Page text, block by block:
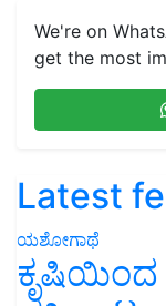
We're on
get the most
Latest
ಯಶೋಗಾಥೆ